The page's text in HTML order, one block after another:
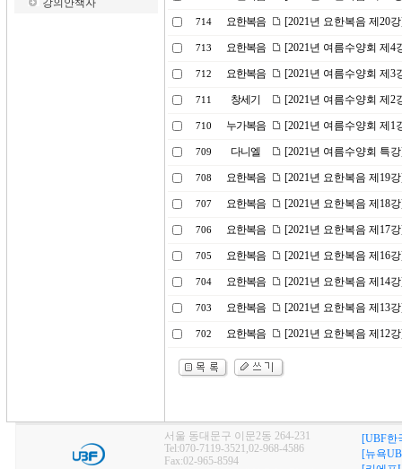
강의안책자
714 요한복음 [2021년 요한복음 제20
713 요한복음 [2021년 여름수양회 제
712 요한복음 [2021년 여름수양회 제3
711 창세기 [2021년 여름수양회 제
710 누가복음 [2021년 여름수양회 제
709 다니엘 [2021년 여름수양회 특
708 요한복음 [2021년 요한복음 제19
707 요한복음 [2021년 요한복음 제18
706 요한복음 [2021년 요한복음 제17
705 요한복음 [2021년 요한복음 제16
704 요한복음 [2021년 요한복음 제14
703 요한복음 [2021년 요한복음 제13
702 요한복음 [2021년 요한복음 제12
서울 동대문구 이문2동 264-231
Tel:070-7119-3521,02-968-4586
Fax:02-965-8594
[UBF한
[뉴욕